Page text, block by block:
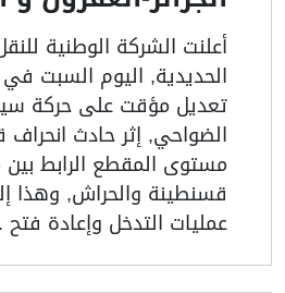
أعلنت الشركة الوطنية
الحديدية, اليوم السبت
تعديل مؤقت على حركة
الضواحي, إثر حادث
مستوى المقطع الرابط
قسنطينة والحراش, وهذا
عمليات التدخل وإعادة فتح